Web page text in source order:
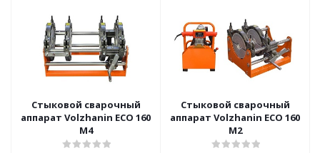
Стыковой сварочный
аппарат Volzhanin ECO 160
M4
Стыковой сварочный
аппарат Volzhanin ECO 160
M2